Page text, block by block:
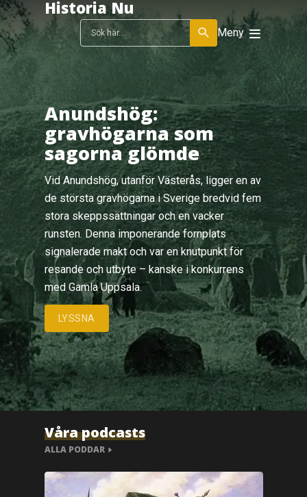
Historia Nu
Meny
Anundshög:
gravhögarna som
sagorna glömde
Vid Anundshög, utanför Västerås, ligger en av
de största gravhögarna i Sverige bredvid fem
stora skeppssättningar och en vacker
runsten. Denna imponerande fornplats
signalerade makt och var en knutpunkt för
resande och utbyte – kanske i konkurrens
med Gamla Uppsala.
LYSSNA
Våra podcasts
ALLA PODDAR